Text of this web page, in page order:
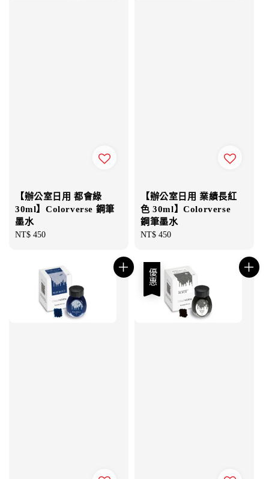
【辦公室日用 都會綠
30ml】Colorverse 鋼筆
墨水
Regular
NT$ 450
【辦公室日用 業績長紅
色 30ml】Colorverse
鋼筆墨水
Regular
NT$ 450
優惠